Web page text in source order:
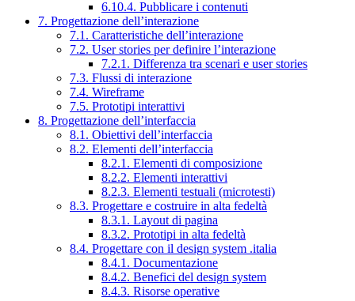
6.10.4. Pubblicare i contenuti
7. Progettazione dell’interazione
7.1. Caratteristiche dell’interazione
7.2. User stories per definire l’interazione
7.2.1. Differenza tra scenari e user stories
7.3. Flussi di interazione
7.4. Wireframe
7.5. Prototipi interattivi
8. Progettazione dell’interfaccia
8.1. Obiettivi dell’interfaccia
8.2. Elementi dell’interfaccia
8.2.1. Elementi di composizione
8.2.2. Elementi interattivi
8.2.3. Elementi testuali (microtesti)
8.3. Progettare e costruire in alta fedeltà
8.3.1. Layout di pagina
8.3.2. Prototipi in alta fedeltà
8.4. Progettare con il design system .italia
8.4.1. Documentazione
8.4.2. Benefici del design system
8.4.3. Risorse operative